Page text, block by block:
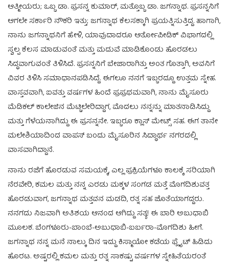
ಆತ್ಮೀಯರು; ಒಬ್ಬ ಡಾ. ಪ್ರಸನ್ನ ಕುಮಾರ್, ಮತ್ತೊಬ್ಬ ಡಾ. ಜಗನ್ನಾಥ. ಪ್ರಸನ್ನನಿಗೆ
ಆಗಲೇ ಸರ್ಕಾರಿ ನೌಕರಿ ಇತ್ತು; ಜಗನ್ನಾಥ ಕೆಲಸಕ್ಕಾಗಿ ಪ್ರಯತ್ನಿಸುತ್ತಿದ್ದ. ಹಾಗಾಗಿ,
ನಾನು ಜಗನ್ನಾಥನಿಗೆ ಹೇಳಿ, ಯಾವುದಾದರೂ ಆರ್ತೋಪೀಡಿಕ್ ವಿಭಾಗದಲ್ಲಿ
ಸ್ವಲ್ಪ ಕೆಲಸ ಮಾಡುವಂತೆ ಮತ್ತು ಮದುವೆ ಮಾಡಿಕೊಂಡು ಹೊರಡಲು
ಸಿದ್ಧವಾಗುವಂತೆ ತಿಳಿಸಿದೆ. ಪ್ರಸನ್ನನಿಗೆ ಬೇಜಾರಾಗಿತ್ತು ಅಂತ ಗೊತ್ತಾಗಿ, ಅವನಿಗೆ
ವಿವರ ತಿಳಿಸಿ ಸಮಾಧಾನಪಡಿಸಿದ್ದೆ. ಈಗಲೂ ನನಗೆ ಇಬ್ಬರದ್ದೂ ಉತ್ತಮ ಸ್ನೇಹ.
ವಾಸ್ತವವಾಗಿ, ಐವತ್ತು ವರ್ಷಗಳ ಹಿಂದೆ ಪ್ರಪ್ರಥಮವಾಗಿ, ನಾನು ಮೈಸೂರು
ಮೆಡಿಕಲ್ ಕಾಲೇಜಿನ ಮೆಟ್ಚಿಲೇರಿದ್ದಾಗ, ಮೊದಲು ನನ್ನನ್ನು ಮಾತನಾಡಿಸಿದ್ದು
ಮತ್ತು ಗೆಳೆಯನಾಗಿದ್ದು ಈ ಪ್ರಸನ್ನನೇ. ಇಬ್ಬರೂ ಕ್ಲಾಸ್ ಮೇಟ್ಸ್ ಸಹ. ಈಗ ತಾನೇ
ಮಲೇಶಿಯಾದಿಂದ ವಾಪಸ್ ಬಂದು ಮೈಸೂರಿನ ಸಿದ್ಧಾರ್ಥ ನಗರದಲ್ಲಿ
ವಾಸವಾಗಿದ್ದಾನೆ.
ನಾನು ರಜೆಗೆ ಹೊರಡುವ ಸಮಯಕ್ಕೆ, ಎಲ್ಲ ಪ್ರಕ್ರಿಯೆಗಳೂ ಕಾಲಕ್ಕೆ ಸರಿಯಾಗಿ
ನೆರವೇರಿ, ಕಮಲ ಮತ್ತು ನನ್ನ ಎರಡು ಮಕ್ಕಳ ಸಂಗಡ ಮತ್ತೆ ಮೊಗದಿಶುವತ್ತ
ಹೊರಡುವಾಗ, ಜಗನ್ನಾಥ ಮತ್ತವನ ಮಡದಿ, ರತ್ನ ಸಹ ಜೊತೆಯಾಗದ್ದರು.
ನನಗದು ನಿಜವಾಗಿ ಅತಿಶಯ ಆನಂದ ಆಗಿದ್ದು ಸತ್ಯ! ಈ ಬಾರಿ ಅಬುಧಾಬಿ
ಮೂಲಕ. ಬೆಂಗಳೂರು-ಬಾಂಬೆ-ಅಬುಧಾಬಿ-ಬರ್ಬರಾ-ಮೊಗದಿಶು ಹೀಗೆ.
ಜಗನ್ನಾಥ ನನ್ನ ಮನೆ ನಾಲ್ಕು ದಿನ ಇದ್ದು ಕಿಸ್ಮಾಯೋ ಕಡೆಯ ಫ್ಲೈಟ್ ಹಿಡಿದು
ಹೊರಟ. ಅಷ್ಟರಲ್ಲಿ ಕಮಲ ಮತ್ತು ರತ್ನ ಸಾಕಷ್ಟು ವರ್ಷಗಳ ಸ್ನೇಹಿತೆಯರಂತೆ